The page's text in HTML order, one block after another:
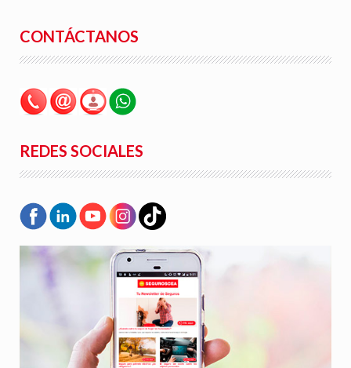
CONTÁCTANOS
REDES SOCIALES